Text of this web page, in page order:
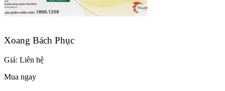
Xoang Bách Phục
Giá: Liên hệ
Mua ngay